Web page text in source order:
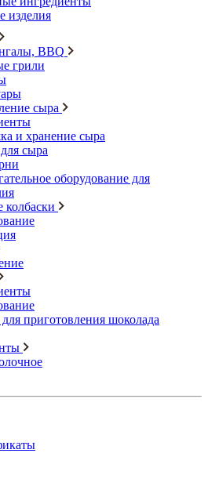
изделия
BBQ
грили
сыра
и хранение сыра
сыра
оборудование для
приготовления шоколада